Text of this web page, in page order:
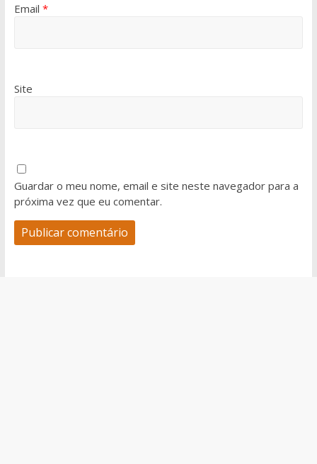
Email *
Site
Guardar o meu nome, email e site neste navegador para a
próxima vez que eu comentar.